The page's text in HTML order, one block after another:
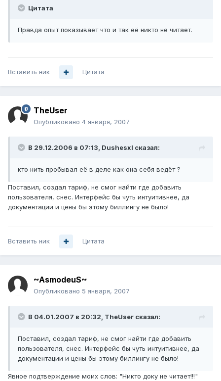
Цитата
Правда опыт показывает что и так её никто не читает.
Вставить ник Цитата
TheUser
Опубликовано 4 января, 2007
В 29.12.2006 в 07:13, Dushesxl сказал:
кто нить пробывал её в деле как она себя ведёт ?
Поставил, создал тариф, не смог найти где добавить
пользователя, снес. Интерфейс бы чуть интуитивнее, да
документации и цены бы этому биллингу не было!
Вставить ник Цитата
~AsmodeuS~
Опубликовано 5 января, 2007
В 04.01.2007 в 20:32, TheUser сказал:
Поставил, создал тариф, не смог найти где добавить
пользователя, снес. Интерфейс бы чуть интуитивнее, да
документации и цены бы этому биллингу не было!
Явное подтверждение моих слов: "Никто доку не читает!!!"